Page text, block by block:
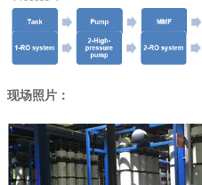
现场照片：
现场照片：